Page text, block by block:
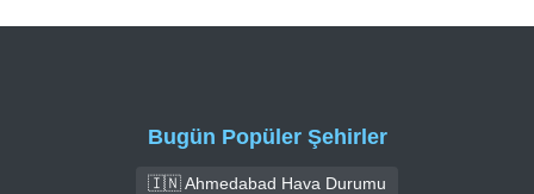
Bugün Popüler Şehirler
🇮🇳 Ahmedabad Hava Durumu